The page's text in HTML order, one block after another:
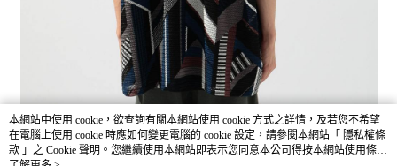
本網站中使用 cookie，欲查詢有關本網站使用 cookie 方式之詳情，及若您不希望
在電腦上使用 cookie 時應如何變更電腦的 cookie 設定，請參閱本網站「 隱私權條
款 」之 Cookie 聲明。您繼續使用本網站即表示您同意本公司得按本網站使用條款